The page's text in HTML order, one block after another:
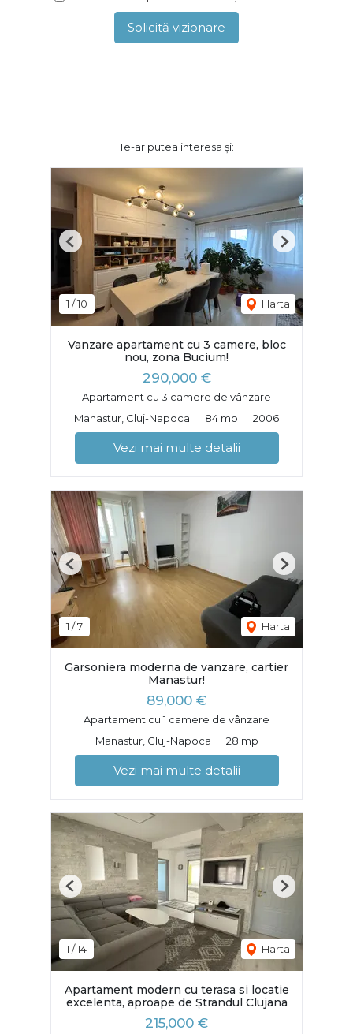
Solicită vizionare
Te-ar putea interesa și:
1 /10 Harta
Previous Next
Vanzare apartament cu 3 camere, bloc
nou, zona Bucium!
290,000 €
Apartament cu 3 camere de vânzare
Manastur, Cluj-Napoca
84 mp 2006
Vezi mai multe detalii
1 /7 Harta
Previous Next
Garsoniera moderna de vanzare, cartier
Manastur!
89,000 €
Apartament cu 1 camere de vânzare
Manastur, Cluj-Napoca
28 mp
Vezi mai multe detalii
1 /14 Harta
Previous Next
Apartament modern cu terasa si locatie
excelenta, aproape de Ștrandul Clujana
215,000 €